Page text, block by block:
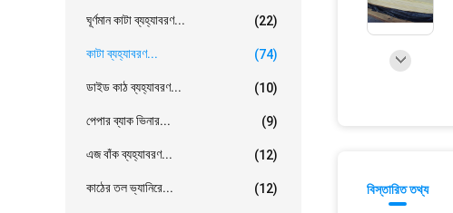
ঘূর্ণমান কাটা ব্যহ্যাবরণ... (22)
কাটা ব্যহ্যাবরণ... (74)
ডাইড কাঠ ব্যহ্যাবরণ... (10)
পেপার ব্যাক ভিনার... (9)
এজ বাঁক ব্যহ্যাবরণ... (12)
কাঠের তল ভ্যানিরে... (12) বিস্তারিত তথ্য